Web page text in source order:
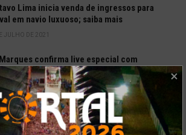
Lima inicia venda de ingressos para
em navio luxuoso; saiba mais
JULHO DE 2021
confirma live especial com
do show ‘Só As Antigas’
ABRIL DE 2020